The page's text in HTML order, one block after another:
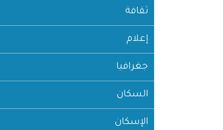
ثقافة
إعلام
جغرافيا
السكان
الإسكان